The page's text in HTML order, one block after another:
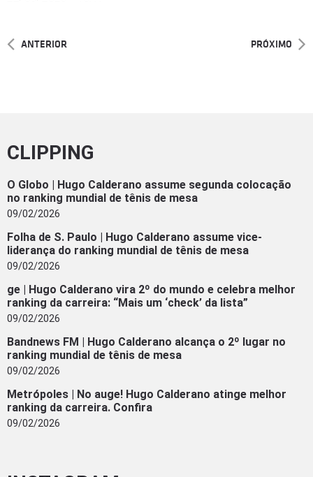
ANTERIOR PRÓXIMO
CLIPPING
O Globo | Hugo Calderano assume segunda colocação
no ranking mundial de tênis de mesa
09/02/2026
Folha de S. Paulo | Hugo Calderano assume vice-
liderança do ranking mundial de tênis de mesa
09/02/2026
ge | Hugo Calderano vira 2º do mundo e celebra melhor
ranking da carreira: “Mais um ‘check’ da lista”
09/02/2026
Bandnews FM | Hugo Calderano alcança o 2º lugar no
ranking mundial de tênis de mesa
09/02/2026
Metrópoles | No auge! Hugo Calderano atinge melhor
ranking da carreira. Confira
09/02/2026